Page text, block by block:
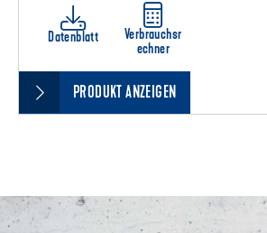
Datenblatt
Verbrauchsr
echner
PRODUKT ANZEIGEN